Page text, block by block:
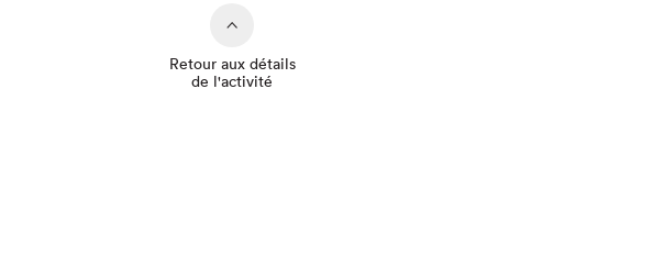
Retour aux détails
de l'activité